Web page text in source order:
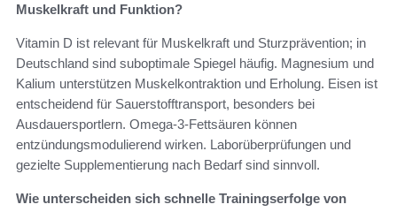
Muskelkraft und Funktion?
Vitamin D ist relevant für Muskelkraft und Sturzprävention; in
Deutschland sind suboptimale Spiegel häufig. Magnesium und
Kalium unterstützen Muskelkontraktion und Erholung. Eisen ist
entscheidend für Sauerstofftransport, besonders bei
Ausdauersportlern. Omega-3-Fettsäuren können
entzündungsmodulierend wirken. Laborüberprüfungen und
gezielte Supplementierung nach Bedarf sind sinnvoll.
Wie unterscheiden sich schnelle Trainingserfolge von